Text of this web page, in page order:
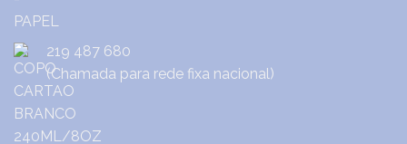
219 487 680
(Chamada para rede fixa nacional)